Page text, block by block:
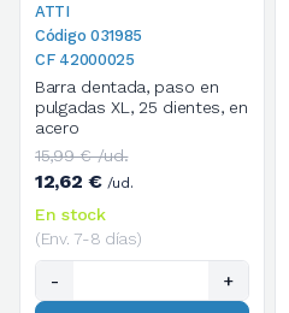
ATTI
Código 031985
CF 42000025
Barra dentada, paso en
pulgadas XL, 25 dientes, en
acero
15,99 € /ud.
12,62 €/ud.
En stock
(Env. 7-8 días)
- +